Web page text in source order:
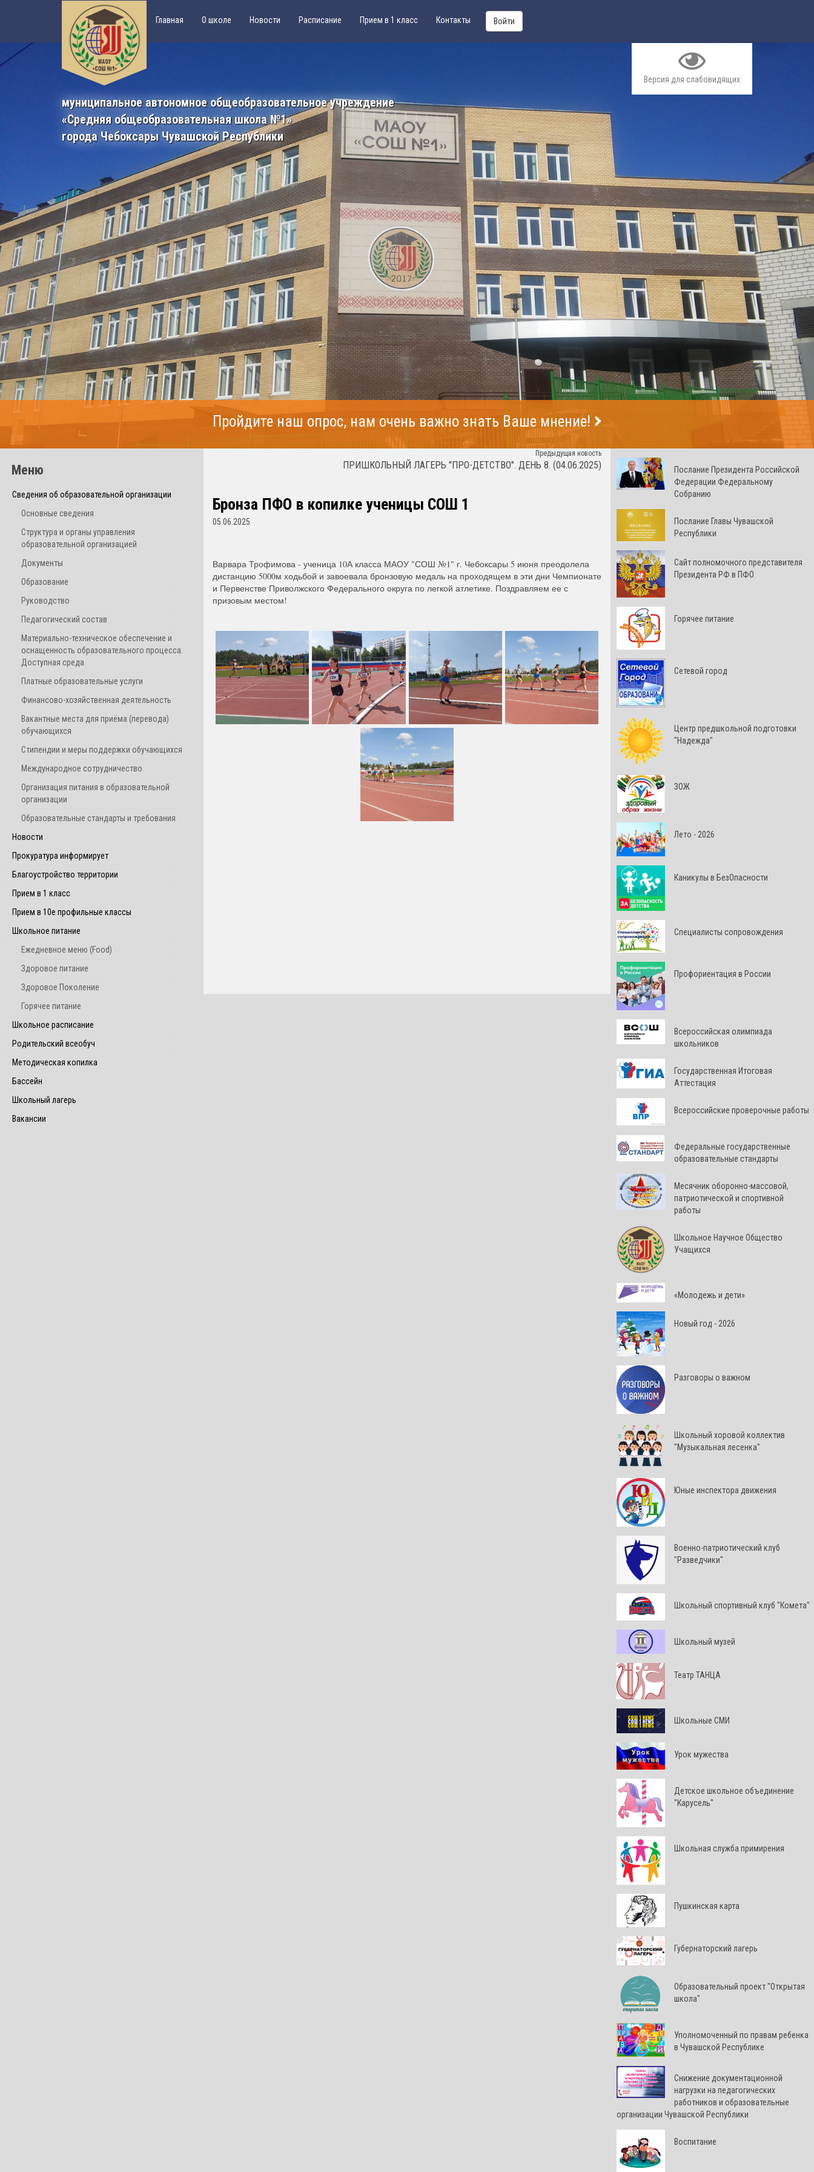
Главная О школе Новости Расписание Прием в 1 класс Контакты Войти
Версия для слабовидящих
муниципальное автономное общеобразовательное учреждение
«Средняя общеобразовательная школа №1»
города Чебоксары Чувашской Республики
Пройдите наш опрос, нам очень важно знать Ваше мнение!
Меню
Сведения об образовательной организации
Основные сведения
Структура и органы управления
образовательной организацией
Документы
Образование
Руководство
Педагогический состав
Материально-техническое обеспечение и
оснащенность образовательного процесса.
Доступная среда
Платные образовательные услуги
Финансово-хозяйственная деятельность
Вакантные места для приёма (перевода)
обучающихся
Стипендии и меры поддержки обучающихся
Международное сотрудничество
Организация питания в образовательной
организации
Образовательные стандарты и требования
Новости
Прокуратура информирует
Благоустройство территории
Прием в 1 класс
Прием в 10е профильные классы
Школьное питание
Ежедневное меню (Food)
Здоровое питание
Здоровое Поколение
Горячее питание
Школьное расписание
Родительский всеобуч
Методическая копилка
Бассейн
Школьный лагерь
Вакансии
Предыдущая новость
ПРИШКОЛЬНЫЙ ЛАГЕРЬ "ПРО-ДЕТСТВО". ДЕНЬ 8. (04.06.2025)
Бронза ПФО в копилке ученицы СОШ 1
05.06.2025
Варвара Трофимова - ученица 10А класса МАОУ "СОШ №1" г. Чебоксары 5 июня преодолела
дистанцию 5000м ходьбой и завоевала бронзовую медаль на проходящем в эти дни Чемпионате
и Первенстве Приволжского Федерального округа по легкой атлетике. Поздравляем ее с
призовым местом!
Послание Президента Российской
Федерации Федеральному
Собранию
Послание Главы Чувашской
Республики
Cайт полномочного представителя
Президента РФ в ПФО
Горячее питание
Сетевой город
Центр предшкольной подготовки
"Надежда"
ЗОЖ
Лето - 2026
Каникулы в БезОпасности
Специалисты сопровождения
Профориентация в России
Всероссийская олимпиада
школьников
Государственная Итоговая
Аттестация
Всероссийские проверочные работы
Федеральные государственные
образовательные стандарты
Месячник оборонно-массовой,
патриотической и спортивной
работы
Школьное Научное Общество
Учащихся
«Молодежь и дети»
Новый год - 2026
Разговоры о важном
Школьный хоровой коллектив
"Музыкальная лесенка"
Юные инспектора движения
Военно-патриотический клуб
"Разведчики"
Школьный спортивный клуб "Комета"
Школьный музей
Театр ТАНЦА
Школьные СМИ
Урок мужества
Детское школьное объединение
"Карусель"
Школьная служба примирения
Пушкинская карта
Губернаторский лагерь
Образовательный проект "Открытая
школа"
Уполномоченный по правам ребенка
в Чувашской Республике
Снижение документационной
нагрузки на педагогических
работников и образовательные
организации Чувашской Республики
Воспитание